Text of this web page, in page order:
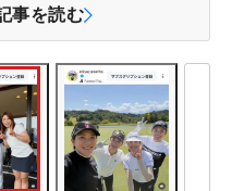
事を読む